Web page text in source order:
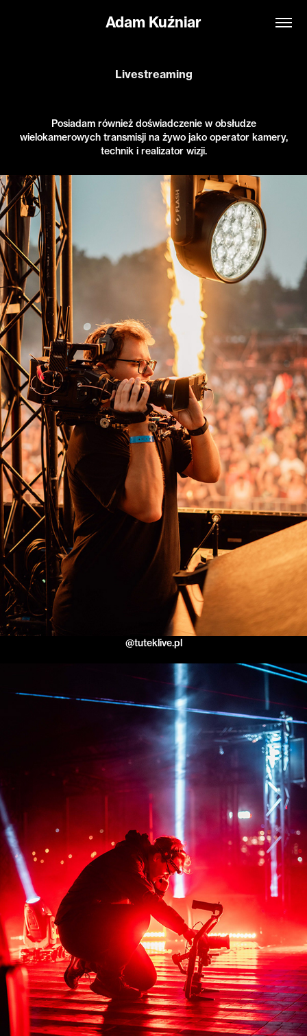
Adam Kuźniar
Livestreaming
Posiadam również doświadczenie w obsłudze
wielokamerowych transmisji na żywo jako operator kamery,
technik i realizator wizji.
@tuteklive.pl